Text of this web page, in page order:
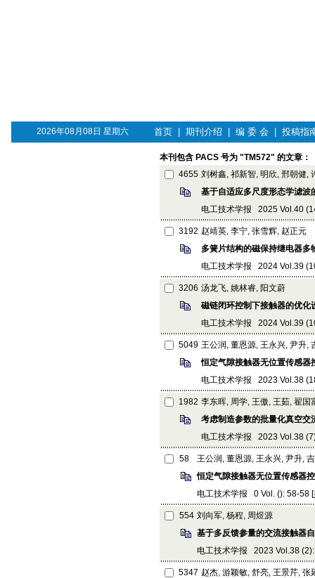
2026年08月08日 星期六 首页 期刊介绍 编 委 会 投稿指
本刊包含 PACS 号为 "TM572" 的文章：
4655 刘树鑫, 祁新智, 明欣, 邢朝健,
基于自适应多尺度形态学滤波
电工技术学报 2025 Vol.40
3192 赵靖英, 李宁, 张雪辉, 赵正元
多簧片结构的磁保持继电器多
电工技术学报 2024 Vol.39
3206 汤龙飞, 姚林睿, 阳文蔚
磁链闭环控制下接触器的优化
电工技术学报 2024 Vol.39
5049 王公润, 董恩源, 王永兴, 尹升,
恒定气隙接触器无位置传感器
电工技术学报 2023 Vol.38
1982 李东晖, 周学, 王傲, 王茹, 翟国
考虑制造参数的批量化真空交
电工技术学报 2023 Vol.38
58
王公润, 董恩源, 王永兴, 尹升,
恒定气隙接触器无位置传感器
电工技术学报 0 Vol. (): 58-58 [
554 刘向军, 杨程, 周煜源
基于多反馈参量的交流接触器
电工技术学报 2023 Vol.38
5347 赵杰, 游颖敏, 舒亮, 王景芹, 张